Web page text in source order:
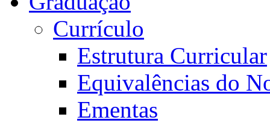
Currículo
Estrutura Curricular
Equivalências do
Ementas